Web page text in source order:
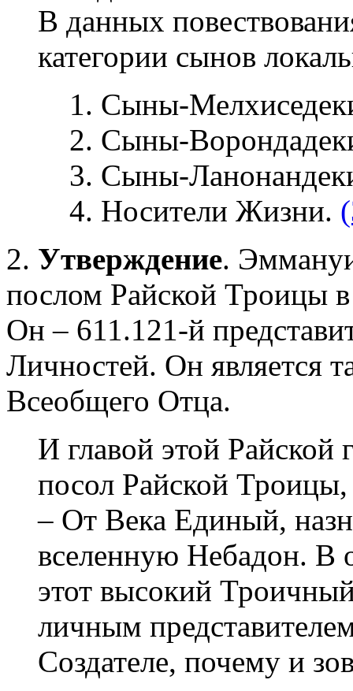
В данных
категории сынов
Сыны-
Сыны-
Сыны-
Носители Жизни.
2. Утверждение.
послом Райской Троицы
Он – 611.121-й
Личностей. Он является
Всеобщего Отца.
И главой этой Райской
посол Райской
– От Века Единый,
вселенную Небадон. В
этот высокий
личным
Создателе, почему и